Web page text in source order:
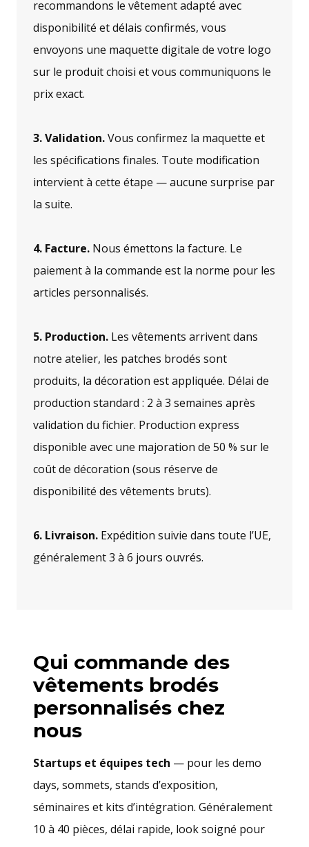
recommandons le vêtement adapté avec
disponibilité et délais confirmés, vous
envoyons une maquette digitale de votre logo
sur le produit choisi et vous communiquons le
prix exact.
3. Validation.Vous confirmez la maquette et
les spécifications finales. Toute modification
intervient à cette étape — aucune surprise par
la suite.
4. Facture. Nous émettons la facture. Le
paiement à la commande est la norme pour les
articles personnalisés.
5. Production. Les vêtements arrivent dans
notre atelier, les patches brodés sont
produits, la décoration est appliquée. Délai de
production standard : 2 à 3 semaines après
validation du fichier. Production express
disponible avec une majoration de 50 % sur le
coût de décoration (sous réserve de
disponibilité des vêtements bruts).
6. Livraison. Expédition suivie dans toute l’UE,
généralement 3 à 6 jours ouvrés.
Qui commande des
vêtements brodés
personnalisés chez
nous
Startups et équipes tech — pour les demo
days, sommets, stands d’exposition,
séminaires et kits d’intégration. Généralement
10 à 40 pièces, délai rapide, look soigné pour